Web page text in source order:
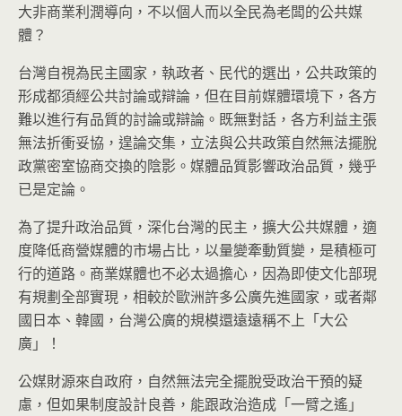
大非商業利潤導向，不以個人而以全民為老闆的公共媒
體？
台灣自視為民主國家，執政者、民代的選出，公共政策的
形成都須經公共討論或辯論，但在目前媒體環境下，各方
難以進行有品質的討論或辯論。既無對話，各方利益主張
無法折衝妥協，遑論交集，立法與公共政策自然無法擺脫
政黨密室協商交換的陰影。媒體品質影響政治品質，幾乎
已是定論。
為了提升政治品質，深化台灣的民主，擴大公共媒體，適
度降低商營媒體的市場占比，以量變牽動質變，是積極可
行的道路。商業媒體也不必太過擔心，因為即使文化部現
有規劃全部實現，相較於歐洲許多公廣先進國家，或者鄰
國日本、韓國，台灣公廣的規模還遠遠稱不上「大公
廣」！
公媒財源來自政府，自然無法完全擺脫受政治干預的疑
慮，但如果制度設計良善，能跟政治造成「一臂之遙」